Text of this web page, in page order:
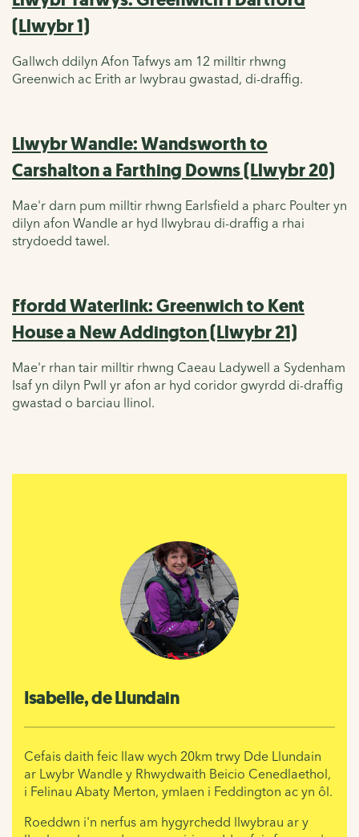
(Llwybr 1)
Gallwch ddilyn Afon Tafwys am 12 milltir rhwng
Greenwich ac Erith ar lwybrau gwastad, di-draffig.
Llwybr Wandle: Wandsworth to
Carshalton a Farthing Downs (Llwybr 20)
Mae'r darn pum milltir rhwng Earlsfield a pharc Poulter yn
dilyn afon Wandle ar hyd llwybrau di-draffig a rhai
strydoedd tawel.
Ffordd Waterlink: Greenwich to Kent
House a New Addington (Llwybr 21)
Mae'r rhan tair milltir rhwng Caeau Ladywell a Sydenham
Isaf yn dilyn Pwll yr afon ar hyd coridor gwyrdd di-draffig
gwastad o barciau llinol.
Isabelle, de Llundain
Cefais daith feic llaw wych 20km trwy Dde Llundain
ar Lwybr Wandle y Rhwydwaith Beicio Cenedlaethol,
i Felinau Abaty Merton, ymlaen i Feddington ac yn ôl.
Roeddwn i'n nerfus am hygyrchedd llwybrau ar y